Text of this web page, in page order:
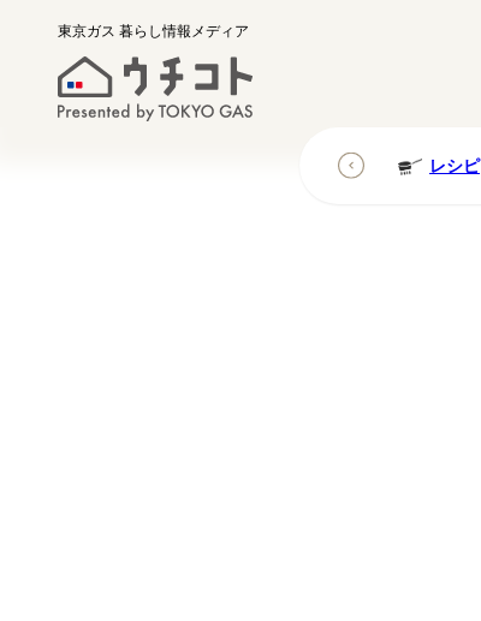
東京ガス 暮らし情報メディア
レシピ レシピ